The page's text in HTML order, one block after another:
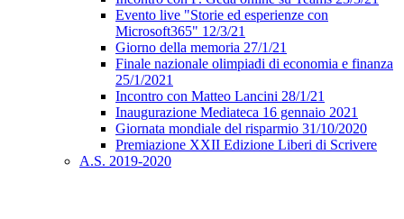
Evento live "Storie ed esperienze con
Microsoft365" 12/3/21
Giorno della memoria 27/1/21
Finale nazionale olimpiadi di economia e finanza
25/1/2021
Incontro con Matteo Lancini 28/1/21
Inaugurazione Mediateca 16 gennaio 2021
Giornata mondiale del risparmio 31/10/2020
Premiazione XXII Edizione Liberi di Scrivere
A.S. 2019-2020